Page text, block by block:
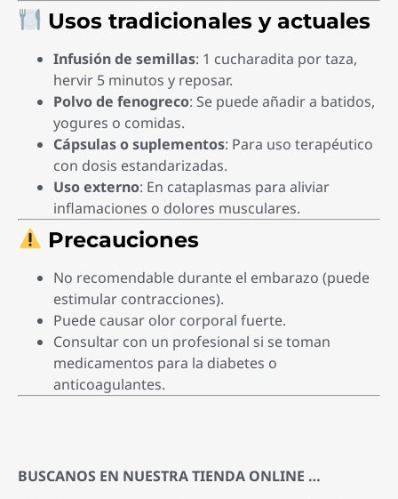
Usos tradicionales y actuales
Infusión de semillas: 1 cucharadita por taza,
hervir 5 minutos y reposar.
Polvo de fenogreco: Se puede añadir a batidos,
yogures o comidas.
Cápsulas o suplementos: Para uso terapéutico
con dosis estandarizadas.
Uso externo: En cataplasmas para aliviar
inflamaciones o dolores musculares.
Precauciones
No recomendable durante el embarazo (puede
estimular contracciones).
Puede causar olor corporal fuerte.
Consultar con un profesional si se toman
medicamentos para la diabetes o
anticoagulantes.
BUSCANOS EN NUESTRA TIENDA ONLINE …